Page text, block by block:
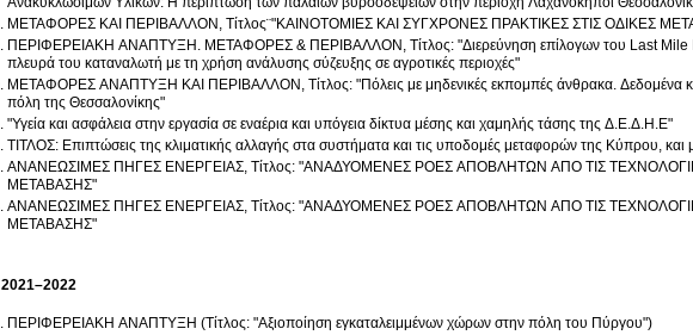
ΜΕΤΑΦΟΡΕΣ ΚΑΙ ΠΕΡΙΒΑΛΛΟΝ, Τίτλος¨"ΚΑΙΝΟΤΟΜΙΕΣ ΚΑΙ ΣΥΓΧΡΟΝΕΣ ΠΡΑΚΤΙΚΕΣ ΣΤΙΣ ΟΔΙΚΕΣ
ΠΕΡΙΦΕΡΕΙΑΚΗ ΑΝΑΠΤΥΞΗ. ΜΕΤΑΦΟΡΕΣ & ΠΕΡΙΒΑΛΛΟΝ, Τίτλος: "Διερεύνηση επίλογων του Last Mile
πλευρά του καταναλωτή με τη χρήση ανάλυσης σύζευξης σε αγροτικές περιοχές"
ΜΕΤΑΦΟΡΕΣ ΑΝΑΠΤΥΞΗ ΚΑΙ ΠΕΡΙΒΑΛΛΟΝ, Τίτλος: "Πόλεις με μηδενικές εκπομπές άνθρακα. Δεδομένα και προοπτικές για την
πόλη της Θεσσαλονίκης"
"Υγεία και ασφάλεια στην εργασία σε εναέρια και υπόγεια δίκτυα μέσης και χαμηλής τάσης της Δ.Ε.Δ.Η.Ε"
ΤΙΤΛΟΣ: Επιπτώσεις της κλιματικής αλλαγής στα συστήματα και τις υποδομές μεταφορών της Κύπρου,
ΑΝΑΝΕΩΣΙΜΕΣ ΠΗΓΕΣ ΕΝΕΡΓΕΙΑΣ, Τίτλος: "ΑΝΑΔΥΟΜΕΝΕΣ ΡΟΕΣ ΑΠΟΒΛΗΤΩΝ ΑΠΟ ΤΙΣ
ΜΕΤΑΒΑΣΗΣ"
ΑΝΑΝΕΩΣΙΜΕΣ ΠΗΓΕΣ ΕΝΕΡΓΕΙΑΣ, Τίτλος: "ΑΝΑΔΥΟΜΕΝΕΣ ΡΟΕΣ ΑΠΟΒΛΗΤΩΝ ΑΠΟ ΤΙΣ
ΜΕΤΑΒΑΣΗΣ"
2021–2022
ΠΕΡΙΦΕΡΕΙΑΚΗ ΑΝΑΠΤΥΞΗ (Τίτλος: "Αξιοποίηση εγκαταλειμμένων χώρων στην πόλη του Πύργου")